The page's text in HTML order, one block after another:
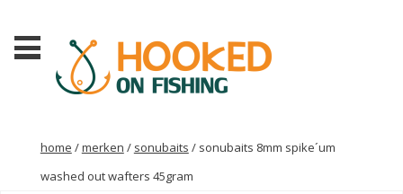
home /merken / sonubaits / sonubaits 8mm spike´um
washed out wafters 45gram